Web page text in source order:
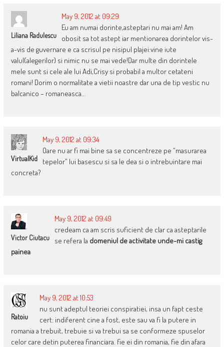
Liliana Radulescu
May 9, 2012 at 09:29
Eu am numai dorinte,asteptari nu mai am! Am
obosit sa tot astept iar mentionarea dorintelor vis-
a-vis de guvernare e ca scrisul pe nisipul plajei:vine iute
valul(alegerilor) si nimic nu se mai vede!Dar multe din dorintele
mele sunt si cele ale lui Adi,Crisy si probabil a multor cetateni
romani! Dorim o normalitate a vietii noastre dar una de tip vestic nu
balcanico – romaneasca…
VirtualKid
May 9, 2012 at 09:34
Oare nu ar fi mai bine sa se concentreze pe “masurarea
tepelor” lui basescu si sa le dea si o intrebuintare mai
concreta?
Victor Ciutacu
May 9, 2012 at 09:49
credeam ca am scris suficient de clar ca asteptarile
se refera la domeniul de activitate unde-mi castig
painea
Ratoiu
May 9, 2012 at 10:53
nu sunt adeptul teoriei conspiratiei, insa un fapt ceste
cert: indiferent cine a fost, este sau va fi la putere in
romania a trebuit, trebuie si va trebui sa se conformeze spuselor
celor care detin puterea financiara. fie ei din romania, fie din afara